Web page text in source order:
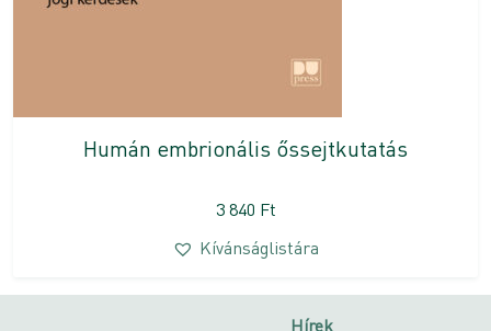
Humán embrionális őssejtkutatás
3 840 Ft
Kívánságlistára
Hírek